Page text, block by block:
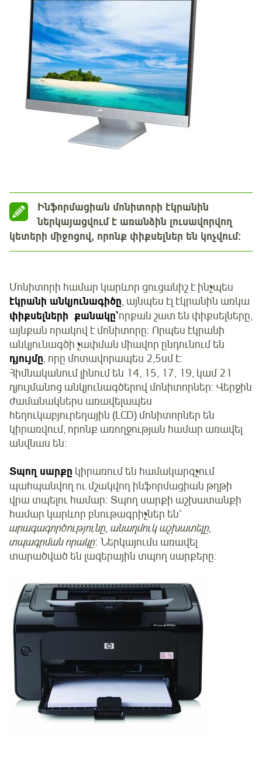
Ինֆորմացիան մոնիտորի էկրանին
ներկայացվում է առանձին լուսավորվող
կետերի միջոցով, որոնք փիքսելներ են կոչվում։
Մոնիտորի համար կարևոր ցուցանիշ է ինչպես
էկրանի անկյունագիծը, այնպես էլ էկրանին առկա
փիքսելների քանակը՝որքան շատ են փիքսելները,
այնքան որակով է մոնիտորը։ Որպես էկրանի
անկյունագծի չափման միավոր ընդունում են
դյույմը, որը մոտավորապես 2,5սմ է։
Հիմնականում լինում են 14, 15, 17, 19, կամ 21
դյույմանոց անկյունագծերով մոնիտորներ։ Վերջին
ժամանակներս առավելապես
հեղուկաբյուրեղային (LCD) մոնիտորներ են
կիրառվում, որոնք առողջության համար առավել
անվնաս են։
Տպող սարքը կիրառում են համակարգչում
պահպանվող ու մշակվող ինֆորմացիան թղթի
վրա տպելու համար։ Տպող սարքի աշխատանքի
համար կարևոր բնութագրիչներ են՝
արագագործությունը, անաղմուկ աշխատելը,
տպագրման որակը։ Ներկայումս առավել
տարածված են լազերային տպող սարքերը։